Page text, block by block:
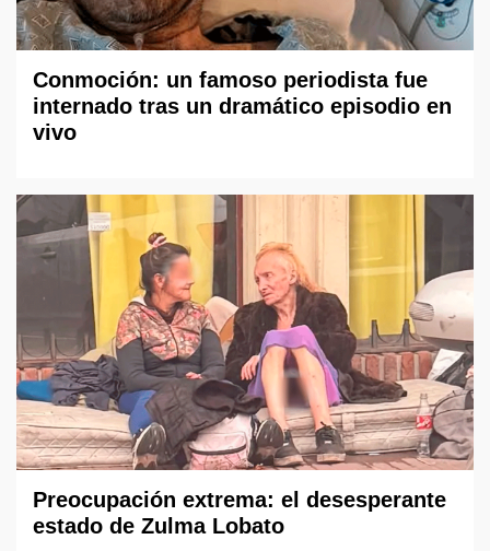
Conmoción: un famoso periodista fue
internado tras un dramático episodio en
vivo
Preocupación extrema: el desesperante
estado de Zulma Lobato